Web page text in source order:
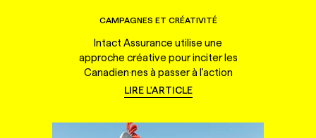
CAMPAGNES ET CRÉATIVITÉ
Intact Assurance utilise une
approche créative pour inciter les
Canadien·nes à passer à l'action
LIRE L'ARTICLE